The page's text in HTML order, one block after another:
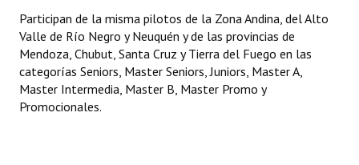
Actas de Audiencias Públicas
NORMATIVA
Comunicaciones
Participan de la misma pilotos de la Zona Andina, del Alto
Valle de Río Negro y Neuquén y de las provincias de
Mendoza, Chubut, Santa Cruz y Tierra del Fuego en las
categorías Seniors, Master Seniors, Juniors, Master A,
Master Intermedia, Master B, Master Promo y
Promocionales.